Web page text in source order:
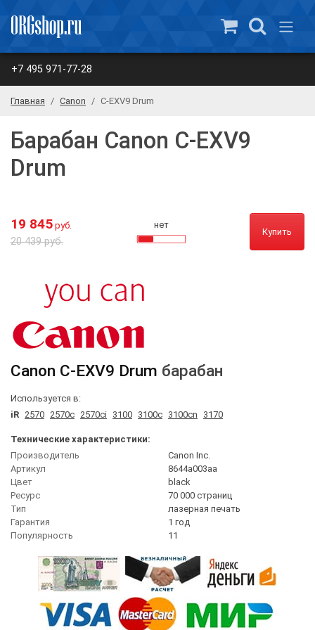
+7 495 971-77-28
Главная Canon C-EXV9 Drum
Барабан Canon C-EXV9
Drum
19 845 руб.
20 439 руб.
нет
Купить
Canon C-EXV9 Drum барабан
Используется в:
iR 2570 2570c 2570ci 3100 3100c 3100cn 3170
Технические характеристики:
Производитель
Canon Inc.
Артикул
8644a003aa
Цвет
black
Ресурс
70 000 страниц
Тип
лазерная печать
Гарантия
1 год
Популярность
11